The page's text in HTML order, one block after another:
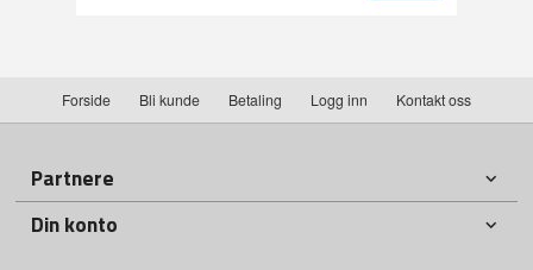
Forside Bli kunde Betaling Logg inn Kontakt oss
Partnere
Din konto